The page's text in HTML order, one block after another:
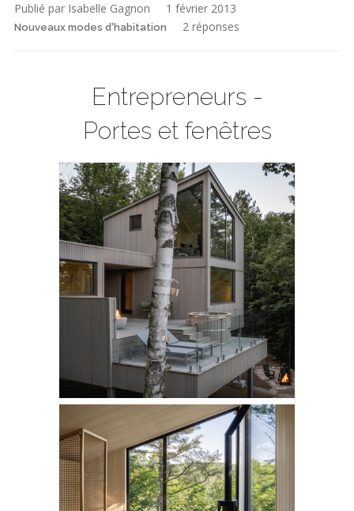
Publié par Isabelle Gagnon 1 février 2013
Nouveaux modes d'habitation 2 réponses
Entrepreneurs -
Portes et fenêtres